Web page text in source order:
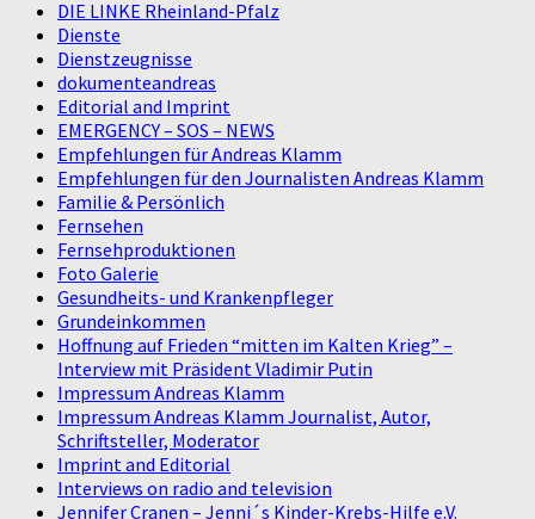
DIE LINKE Rheinland-Pfalz
Dienste
Dienstzeugnisse
dokumenteandreas
Editorial and Imprint
EMERGENCY – SOS – NEWS
Empfehlungen für Andreas Klamm
Empfehlungen für den Journalisten Andreas Klamm
Familie & Persönlich
Fernsehen
Fernsehproduktionen
Foto Galerie
Gesundheits- und Krankenpfleger
Grundeinkommen
Hoffnung auf Frieden “mitten im Kalten Krieg” –
Interview mit Präsident Vladimir Putin
Impressum Andreas Klamm
Impressum Andreas Klamm Journalist, Autor,
Schriftsteller, Moderator
Imprint and Editorial
Interviews on radio and television
Jennifer Cranen – Jenni´s Kinder-Krebs-Hilfe e.V.